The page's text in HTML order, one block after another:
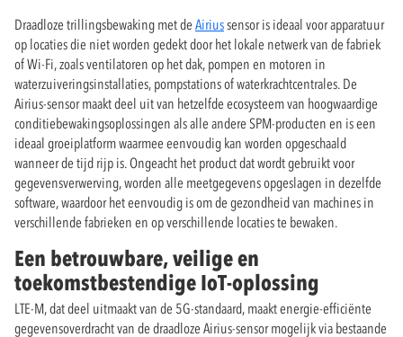
Draadloze trillingsbewaking met de Airiussensor is ideaal voor apparatuur
op locaties die niet worden gedekt door het lokale netwerk van de fabriek
of Wi-Fi, zoals ventilatoren op het dak, pompen en motoren in
waterzuiveringsinstallaties, pompstations of waterkrachtcentrales. De
Airius-sensor maakt deel uit van hetzelfde ecosysteem van hoogwaardige
conditiebewakingsoplossingen als alle andere SPM-producten en is een
ideaal groeiplatform waarmee eenvoudig kan worden opgeschaald
wanneer de tijd rijp is. Ongeacht het product dat wordt gebruikt voor
gegevensverwerving, worden alle meetgegevens opgeslagen in dezelfde
software, waardoor het eenvoudig is om de gezondheid van machines in
verschillende fabrieken en op verschillende locaties te bewaken.
Een betrouwbare, veilige en
toekomstbestendige IoT-oplossing
LTE-M, dat deel uitmaakt van de 5G-standaard, maakt energie-efficiënte
gegevensoverdracht van de draadloze Airius-sensor mogelijk via bestaande